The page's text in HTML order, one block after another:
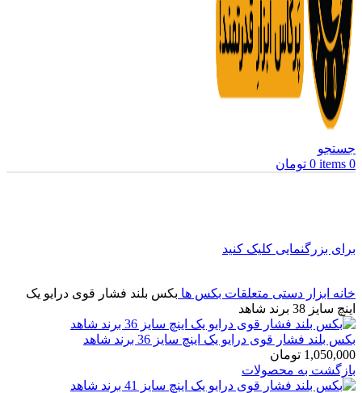
جستجو
0
items
0 تومان
برای بزرگنمایی کلیک کنید
خانه ابزار دستی متعلقات بکس ها بکس بلند فشار قوی درایو یک
اینچ سایز 38 برند شاهد
بکس بلند فشار قوی درایو یک اینچ سایز 36 برند شاهد
1,050,000 تومان
بازگشت به محصولات